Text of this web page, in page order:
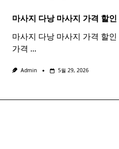
마사지 다낭마사지 가격 할
마사지 다낭 마사지 가격 할
가격 ...
Admin 5월 29, 2026